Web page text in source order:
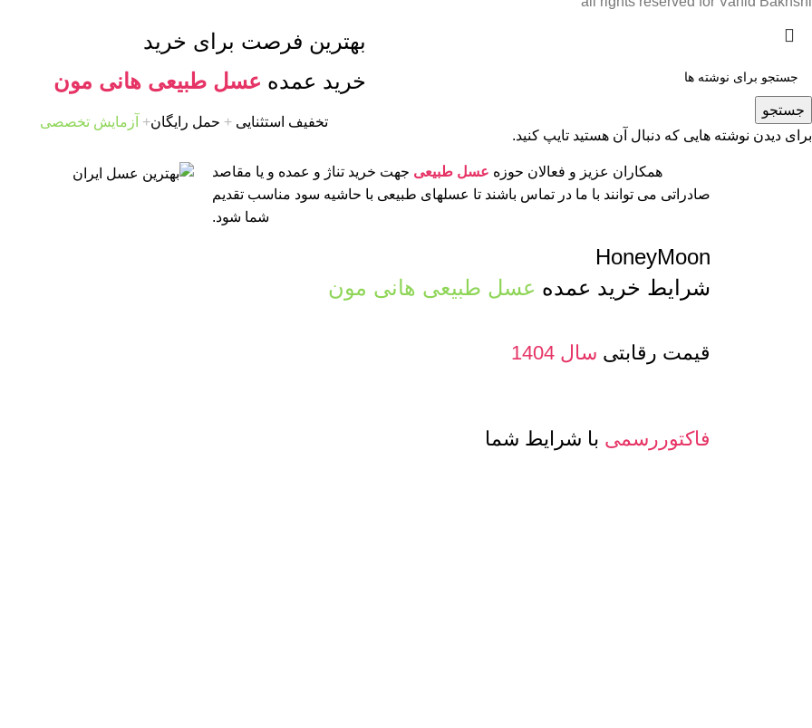
جستجو
برای دیدن نوشته هایی که دنبال آن هستید تایپ کنید.
بهترین فرصت برای خرید
خرید عمده عسل طبیعی هانی مون
تخفیف استثنایی + حمل رایگان+ آزمایش تخصصی
همکاران عزیز و فعالان حوزه عسل طبیعی جهت خرید تناژ و عمده و یا مقاصد
صادراتی می توانند با ما در تماس باشند تا عسلهای طبیعی با حاشیه سود مناسب تقدیم
شما شود.
HoneyMoon
شرایط خرید عمده عسل طبیعی هانی مون
قیمت رقابتی سال 1404
فاکتوررسمی با شرایط شما